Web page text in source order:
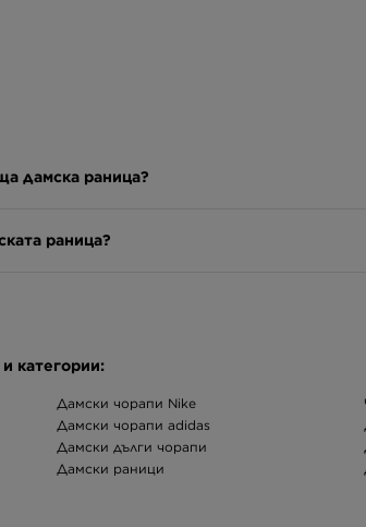
дамска раница?
раница?
категории:
Дамски чорапи Nike
Дамски чорапи adidas
Дамски дълги чорапи
Дамски раници